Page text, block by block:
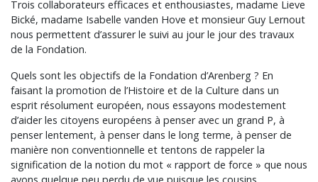
Trois collaborateurs efficaces et enthousiastes, madame Lieve
Bické, madame Isabelle vanden Hove et monsieur Guy Lernout
nous permettent d’assurer le suivi au jour le jour des travaux
de la Fondation.
Quels sont les objectifs de la Fondation d’Arenberg ? En
faisant la promotion de l’Histoire et de la Culture dans un
esprit résolument européen, nous essayons modestement
d’aider les citoyens européens à penser avec un grand P, à
penser lentement, à penser dans le long terme, à penser de
manière non conventionnelle et tentons de rappeler la
signification de la notion du mot « rapport de force » que nous